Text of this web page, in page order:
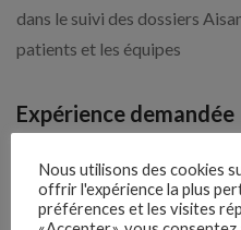
dans le suivi des dossiers
patients et les équipes
Expérience demandée
1 An(s)
Nous utilisons des cookies
offrir l'expérience la plus
préférences et les visites